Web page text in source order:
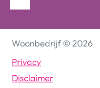
Woonbedrijf© 2026
Privacy
Disclaimer